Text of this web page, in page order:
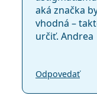
aká značka
vhodná –
určiť. Andrea
Odpovedať